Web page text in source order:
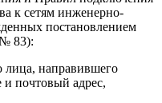
к сетям инженерно-
постановлением
№ 83):
лица, направившего
и почтовый адрес,